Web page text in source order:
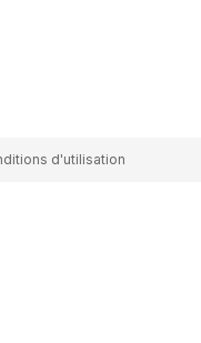
d'utilisation